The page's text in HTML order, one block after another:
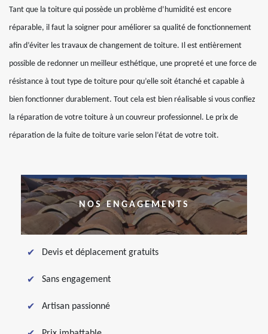
Tant que la toiture qui possède un problème d’humidité est encore
réparable, il faut la soigner pour améliorer sa qualité de fonctionnement
afin d’éviter les travaux de changement de toiture. Il est entièrement
possible de redonner un meilleur esthétique, une propreté et une force de
résistance à tout type de toiture pour qu’elle soit étanché et capable à
bien fonctionner durablement. Tout cela est bien réalisable si vous confiez
la réparation de votre toiture à un couvreur professionnel. Le prix de
réparation de la fuite de toiture varie selon l’état de votre toit.
NOS ENGAGEMENTS
Devis et déplacement gratuits
Sans engagement
Artisan passionné